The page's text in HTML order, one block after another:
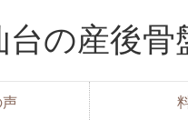
の産後
声